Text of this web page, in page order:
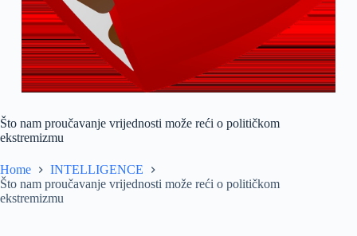
Što nam proučavanje vrijednosti može reći o političkom
ekstremizmu
Home
INTELLIGENCE
Što nam proučavanje vrijednosti može reći o političkom
ekstremizmu